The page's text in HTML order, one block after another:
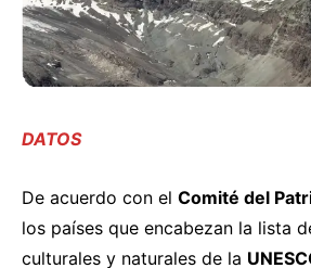
DATOS
De acuerdo con el Comité del
los países que encabezan la lista
culturales y naturales de la